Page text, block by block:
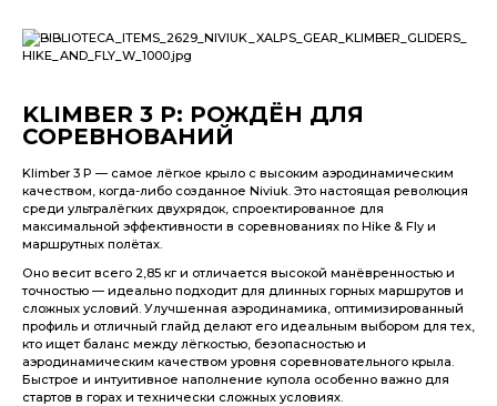
KLIMBER 3 P: РОЖДЁН ДЛЯ
СОРЕВНОВАНИЙ
Klimber 3 P — самое лёгкое крыло с высоким аэродинамическим
качеством, когда-либо созданное Niviuk. Это настоящая революция
среди ультралёгких двухрядок, спроектированное для
максимальной эффективности в соревнованиях по Hike & Fly и
маршрутных полётах.
Оно весит всего 2,85 кг и отличается высокой манёвренностью и
точностью — идеально подходит для длинных горных маршрутов и
сложных условий. Улучшенная аэродинамика, оптимизированный
профиль и отличный глайд делают его идеальным выбором для тех,
кто ищет баланс между лёгкостью, безопасностью и
аэродинамическим качеством уровня соревновательного крыла.
Быстрое и интуитивное наполнение купола особенно важно для
стартов в горах и технически сложных условиях.